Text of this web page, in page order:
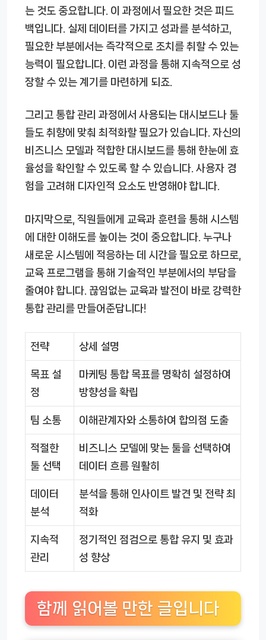
는 것도 중요합니다. 이 과정에서 필요한 것은 피드
백입니다. 실제 데이터를 가지고 성과를 분석하고,
필요한 부분에서는 즉각적으로 조치를 취할 수 있는
능력이 필요합니다. 이런 과정을 통해 지속적으로 성
장할 수 있는 계기를 마련하게 되죠.
그리고 통합 관리 과정에서 사용되는 대시보드나 툴
들도 취향에 맞춰 최적화할 필요가 있습니다. 자신의
비즈니스 모델과 적합한 대시보드를 통해 한눈에 효
율성을 확인할 수 있도록 할 수 있습니다. 사용자 경
험을 고려해 디자인적 요소도 반영해야 합니다.
마지막으로, 직원들에게 교육과 훈련을 통해 시스템
에 대한 이해도를 높이는 것이 중요합니다. 누구나
새로운 시스템에 적응하는 데 시간을 필요로 하므로,
교육 프로그램을 통해 기술적인 부분에서의 부담을
줄여야 합니다. 끊임없는 교육과 발전이 바로 강력한
통합 관리를 만들어준답니다!
전략 상세 설명
목표 설
정
마케팅 통합 목표를 명확히 설정하여
방향성을 확립
팀 소통 이해관계자와 소통하여 합의점 도출
적절한
툴 선택
비즈니스 모델에 맞는 툴을 선택하여
데이터 흐름 원활히
데이터
분석
분석을 통해 인사이트 발견 및 전략 최
적화
지속적
관리
정기적인 점검으로 통합 유지 및 효과
성 향상
함께 읽어볼 만한 글입니다